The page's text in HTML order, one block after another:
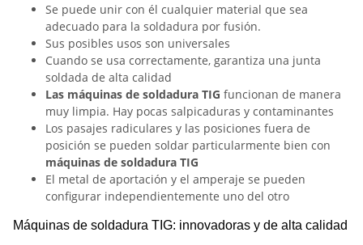
Se puede unir con él cualquier material que sea
adecuado para la soldadura por fusión.
Sus posibles usos son universales
Cuando se usa correctamente, garantiza una junta
soldada de alta calidad
Las máquinas de soldadura TIG funcionan de manera
muy limpia. Hay pocas salpicaduras y contaminantes
Los pasajes radiculares y las posiciones fuera de
posición se pueden soldar particularmente bien con
máquinas de soldadura TIG
El metal de aportación y el amperaje se pueden
configurar independientemente uno del otro
Máquinas de soldadura TIG: innovadoras y de alta calidad